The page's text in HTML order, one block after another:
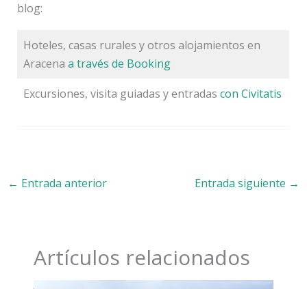
blog:
Hoteles, casas rurales y otros alojamientos en
Aracena a través de Booking
Excursiones, visita guiadas y entradas con Civitatis
← Entrada anterior Entrada siguiente →
Artículos relacionados